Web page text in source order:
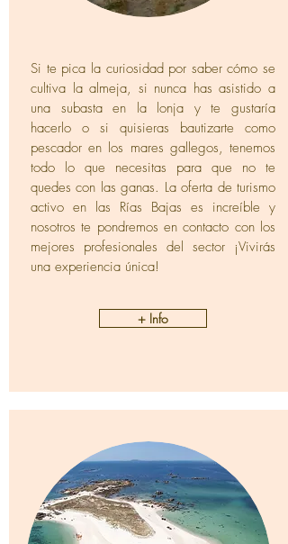
Si te pica la curiosidad por saber cómo se
cultiva la almeja, si nunca has asistido a
una subasta en la lonja y te gustaría
hacerlo o si quisieras bautizarte como
pescador en los mares gallegos, tenemos
todo lo que necesitas para que no te
quedes con las ganas. La oferta de turismo
activo en las Rías Bajas es increíble y
nosotros te pondremos en contacto con los
mejores profesionales del sector ¡Vivirás
una experiencia única!
+ Info